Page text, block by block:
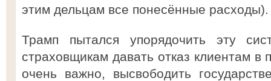
этим дельцам все понесённые расходы).
Трамп пытался упорядочить эту
страховщикам давать отказ клиентам в
очень важно, высвободить